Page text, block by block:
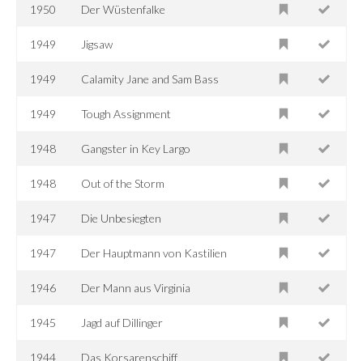
1950 Der Wüstenfalke
1949 Jigsaw
1949 Calamity Jane and Sam Bass
1949 Tough Assignment
1948 Gangster in Key Largo
1948 Out of the Storm
1947 Die Unbesiegten
1947 Der Hauptmann von Kastilien
1946 Der Mann aus Virginia
1945 Jagd auf Dillinger
1944 Das Korsarenschiff